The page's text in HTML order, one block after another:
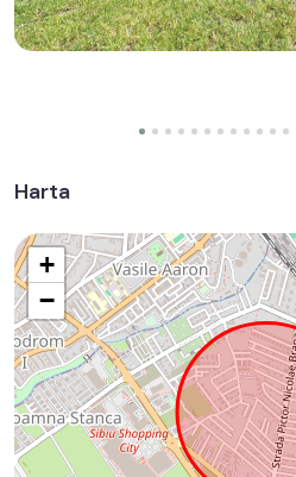
Harta
+
−